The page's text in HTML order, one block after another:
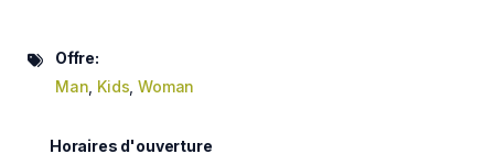
Offre:
Man Kids ,Woman
Horaires d'ouverture